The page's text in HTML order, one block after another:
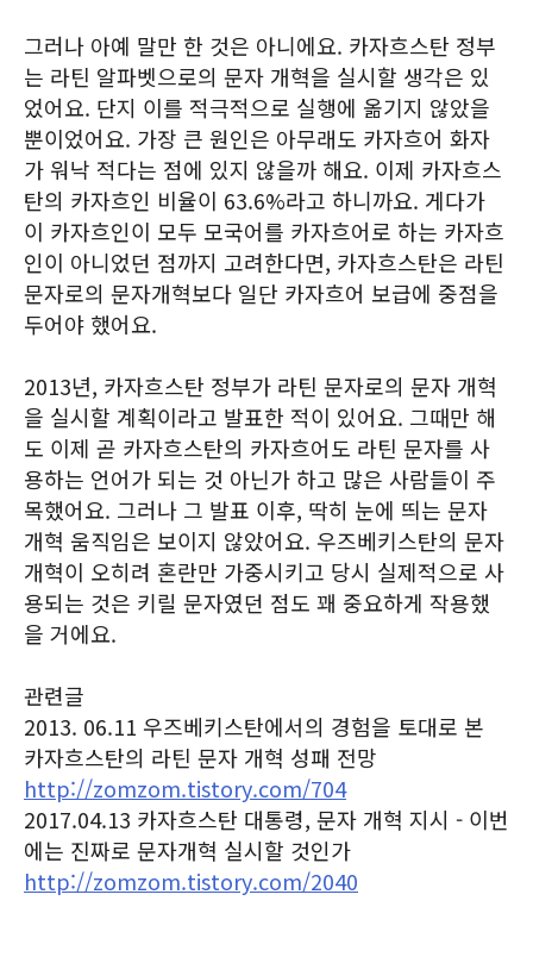
그러나 아예 말만 한 것은 아니에요. 카자흐스탄 정부
는 라틴 알파벳으로의 문자 개혁을 실시할 생각은 있
었어요. 단지 이를 적극적으로 실행에 옮기지 않았을
뿐이었어요. 가장 큰 원인은 아무래도 카자흐어 화자
가 워낙 적다는 점에 있지 않을까 해요. 이제 카자흐스
탄의 카자흐인 비율이 63.6%라고 하니까요. 게다가
이 카자흐인이 모두 모국어를 카자흐어로 하는 카자흐
인이 아니었던 점까지 고려한다면, 카자흐스탄은 라틴
문자로의 문자개혁보다 일단 카자흐어 보급에 중점을
두어야 했어요.
2013년, 카자흐스탄 정부가 라틴 문자로의 문자 개혁
을 실시할 계획이라고 발표한 적이 있어요. 그때만 해
도 이제 곧 카자흐스탄의 카자흐어도 라틴 문자를 사
용하는 언어가 되는 것 아닌가 하고 많은 사람들이 주
목했어요. 그러나 그 발표 이후, 딱히 눈에 띄는 문자
개혁 움직임은 보이지 않았어요. 우즈베키스탄의 문자
개혁이 오히려 혼란만 가중시키고 당시 실제적으로 사
용되는 것은 키릴 문자였던 점도 꽤 중요하게 작용했
을 거에요.
관련글
2013. 06.11 우즈베키스탄에서의 경험을 토대로 본
카자흐스탄의 라틴 문자 개혁 성패 전망
http://zomzom.tistory.com/704
2017.04.13 카자흐스탄 대통령, 문자 개혁 지시 - 이번
에는 진짜로 문자개혁 실시할 것인가
http://zomzom.tistory.com/2040